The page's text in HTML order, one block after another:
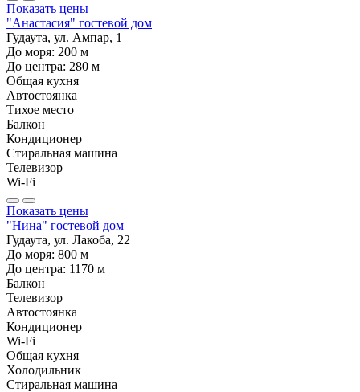
Показать цены
"Анастасия" гостевой дом
Гудаута, ул. Ампар, 1
До моря: 200 м
До центра: 280 м
Общая кухня
Автостоянка
Тихое место
Балкон
Кондиционер
Стиральная машина
Телевизор
Wi-Fi
Показать цены
"Нина" гостевой дом
Гудаута, ул. Лакоба, 22
До моря: 800 м
До центра: 1170 м
Балкон
Телевизор
Автостоянка
Кондиционер
Wi-Fi
Общая кухня
Холодильник
Стиральная машина